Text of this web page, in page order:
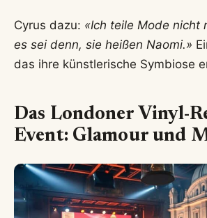
Cyrus dazu: «Ich teile Mode nicht
es sei denn, sie heißen Naomi.»
das ihre künstlerische Symbiose
Das Londoner Vinyl-
Event: Glamour und